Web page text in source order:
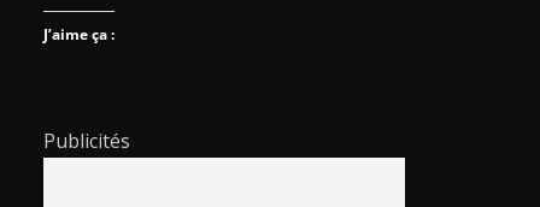
J’aime ça :
Publicités